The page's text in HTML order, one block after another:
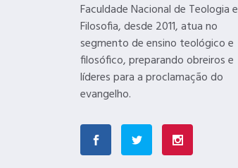
Faculdade Nacional de Teologia e
Filosofia, desde 2011, atua no
segmento de ensino teológico e
filosófico, preparando obreiros e
líderes para a proclamação do
evangelho.